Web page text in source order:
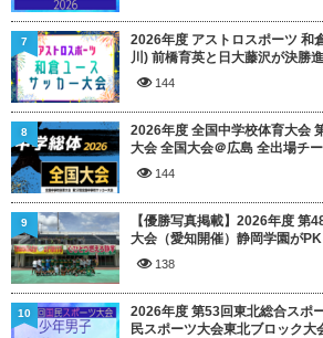
2026年度 アストロスポーツ 和
川) 前橋育英と日大藤沢が決勝
144
7
2026年度 全国中学校体育大会
大会 全国大会＠広島 全出場チ
144
8
【優勝写真掲載】2026年度 第
大会（愛知開催）静岡学園が
138
9
2026年度 第53回東北総合スポ
民スポーツ大会東北ブロック大
10